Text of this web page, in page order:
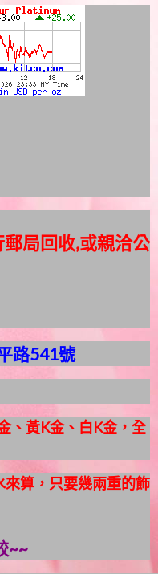
局回收,或親洽公
路541號
、黃K金、白K金，全
來算，只要幾兩重的飾
~~